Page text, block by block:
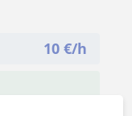
10 €/h